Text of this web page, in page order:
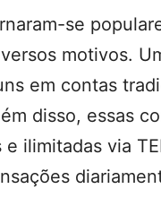
se
motivos.
em contas
disso, essas
ilimitadas via